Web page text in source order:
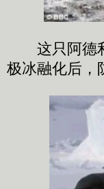
这只阿德利
极冰融化后，